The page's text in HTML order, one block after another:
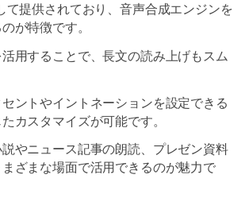
て提供されており、音声合成エンジンを
が特徴です。
用することで、長文の読み上げもスム
ントやイントネーションを設定できる
カスタマイズが可能です。
やニュース記事の朗読、プレゼン資料
ざまな場面で活用できるのが魅力で